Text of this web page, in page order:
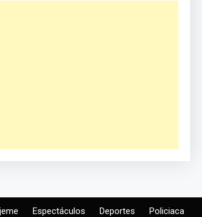
Espectáculos Deportes Policiaca